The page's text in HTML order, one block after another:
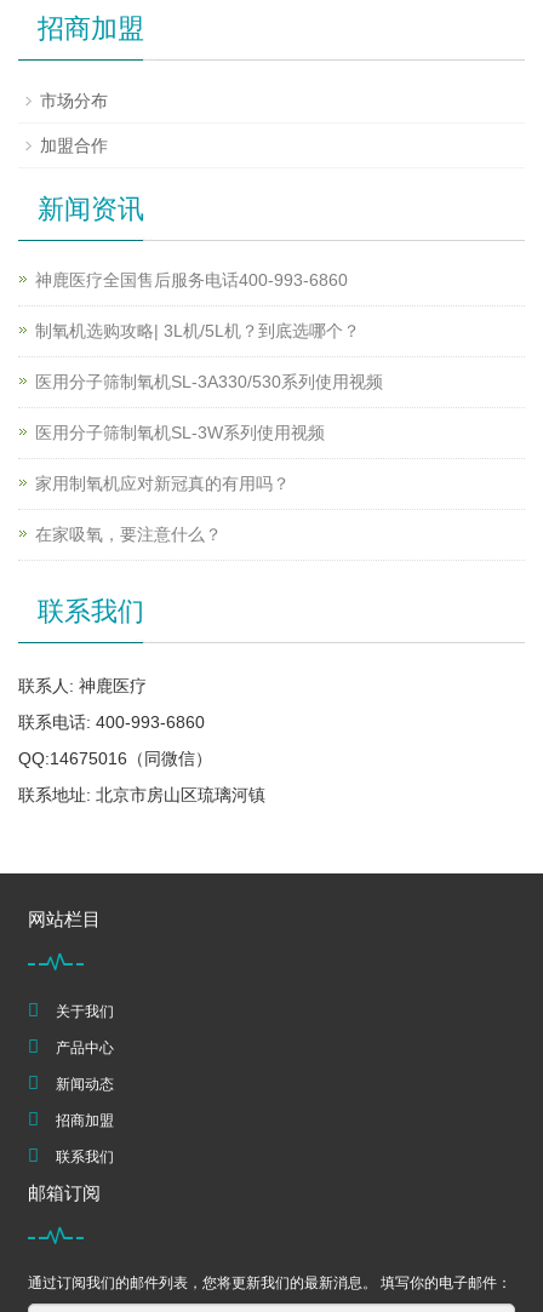
招商加盟
市场分布
加盟合作
新闻资讯
神鹿医疗全国售后服务电话400-993-6860
制氧机选购攻略| 3L机/5L机？到底选哪个？
医用分子筛制氧机SL-3A330/530系列使用视频
医用分子筛制氧机SL-3W系列使用视频
家用制氧机应对新冠真的有用吗？
在家吸氧，要注意什么？
联系我们
联系人: 神鹿医疗
联系电话: 400-993-6860
QQ:14675016（同微信）
联系地址: 北京市房山区琉璃河镇
网站栏目
关于我们
产品中心
新闻动态
招商加盟
联系我们
邮箱订阅
通过订阅我们的邮件列表，您将更新我们的最新消息。 填写你的电子邮件：